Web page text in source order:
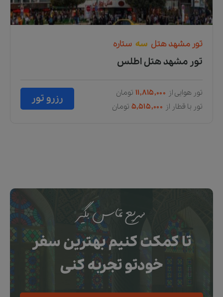
تور مشهدهتل سه ستاره
تور مشهد هتل اطلس
رزرو تور تور هوایی از ۱۱,۸۱۵,۰۰۰ تومان
تور با قطار از ۵,۵۱۵,۰۰۰ تومان
سریع تماس بگیر
تا کمکت کنیم بهترین سفر
خودتو تجربه کنی